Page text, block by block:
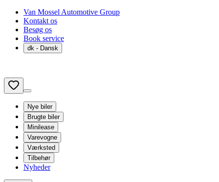
Van Mossel Automotive Group
Kontakt os
Besøg os
Book service
dk - Dansk
Nye biler
Brugte biler
Minilease
Varevogne
Værksted
Tilbehør
Nyheder